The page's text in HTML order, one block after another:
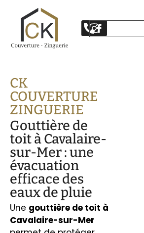
CK
COUVERTURE
ZINGUERIE
Gouttière de
toit à Cavalaire-
sur-Mer : une
évacuation
efficace des
eaux de pluie
Une gouttière de toit à
Cavalaire-sur-Mer